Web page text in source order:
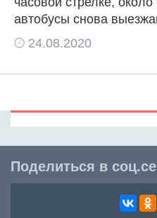
автобусы снова
24.08.2020
Поделиться в